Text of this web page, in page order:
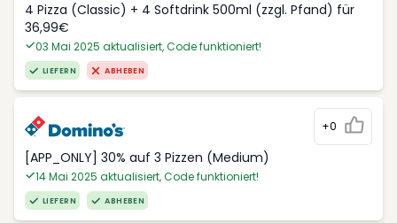
4 Pizza (Classic) + 4 Softdrink 500ml (zzgl. Pfand) für
36,99€
03 Mai 2025 aktualisiert, Code funktioniert!
LIEFERN ABHEBEN
+0
[APP_ONLY] 30% auf 3 Pizzen (Medium)
14 Mai 2025 aktualisiert, Code funktioniert!
LIEFERN ABHEBEN